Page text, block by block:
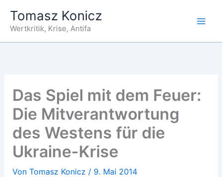
Inhalt
springen
Tomasz Konicz
Wertkritik, Krise, Antifa
Das Spiel mit dem Feuer:
Die Mitverantwortung
des Westens für die
Ukraine-Krise
Von Tomasz Konicz / 9. Mai 2014